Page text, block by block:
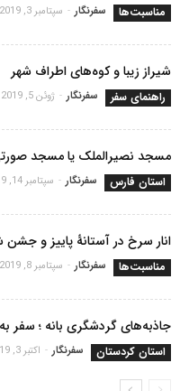
مناسبت‌ها سفرنگار - سپتامبر 3, 2019
شیراز زیبا و کوه‌های اطراف شهر
راهنمای سفر سفرنگار - ژوئن 5, 2019
مسجد نصیرالملک یا مسجد
استان فارس سفرنگار - سپتامبر 14, 2019
انار سرخ در آستانۀ پاییز و جشن
مناسبت‌ها سفرنگار - سپتامبر 8, 2019
جاذبه‌های گردشگری بانه ؛ سفر
استان کردستان سفرنگار - اکتبر 3, 2019